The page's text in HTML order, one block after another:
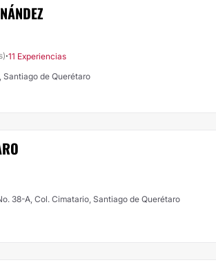
·11 Experiencias
Santiago de Querétaro
38-A, Col. Cimatario, Santiago de Querétaro